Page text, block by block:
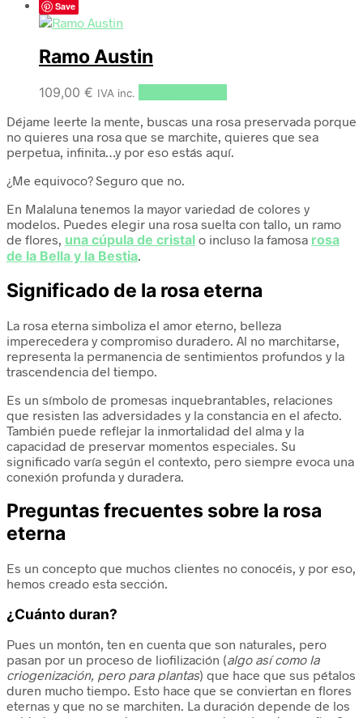
Save
Ramo Austin
109,00 € IVA inc.
Déjame leerte la mente, buscas una rosa preservada porque
no quieres una rosa que se marchite, quieres que sea
perpetua, infinita…y por eso estás aquí.
¿Me equivoco? Seguro que no.
En Malaluna tenemos la mayor variedad de colores y
modelos. Puedes elegir una rosa suelta con tallo, un ramo
de flores, una cúpula de cristal o incluso la famosa rosa
de la Bella y la Bestia
Significado de la rosa eterna
La rosa eterna simboliza el amor eterno, belleza
imperecedera y compromiso duradero. Al no marchitarse,
representa la permanencia de sentimientos profundos y la
trascendencia del tiempo.
Es un símbolo de promesas inquebrantables, relaciones
que resisten las adversidades y la constancia en el afecto.
También puede reflejar la inmortalidad del alma y la
capacidad de preservar momentos especiales. Su
significado varía según el contexto, pero siempre evoca una
conexión profunda y duradera.
Preguntas frecuentes sobre la rosa
eterna
Es un concepto que muchos clientes no conocéis, y por eso,
hemos creado esta sección.
¿Cuánto duran?
Pues un montón, ten en cuenta que son naturales, pero
pasan por un proceso de liofilización (algo así como la
criogenización, pero para plantas) que hace que sus pétalos
duren mucho tiempo. Esto hace que se conviertan en flores
eternas y que no se marchiten. La duración depende de los